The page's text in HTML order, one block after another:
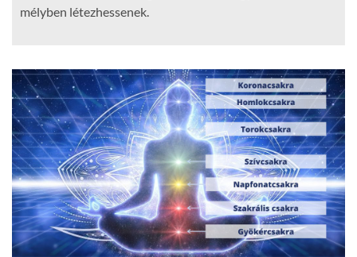
mélyben létezhessenek.